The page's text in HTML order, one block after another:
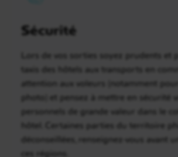
Sécurité
Lors de vos sorties soyez prudents et
taxis des hôtels aux transports en
attention aux voleurs (notamment
photo) et pensez à mettre en sécurité
personnels de grande valeur dans le
hôtel. Certaines parties du territoire
déconseillées, renseignez-vous avant
ces régions.